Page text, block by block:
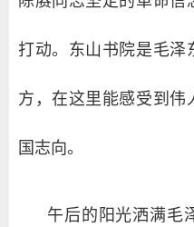
打动。东山书院是毛泽
方，在这里能感受到伟
国志向。
午后的阳光洒满毛